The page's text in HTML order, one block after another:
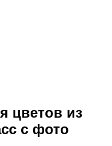
цветов из
с фото